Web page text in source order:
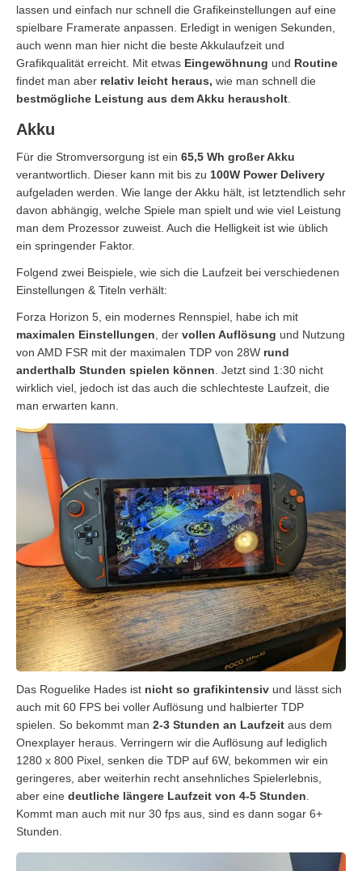
lassen und einfach nur schnell die Grafikeinstellungen auf eine
spielbare Framerate anpassen. Erledigt in wenigen Sekunden,
auch wenn man hier nicht die beste Akkulaufzeit und
Grafikqualität erreicht. Mit etwas Eingewöhnung und Routine
findet man aber relativ leicht heraus, wie man schnell die
bestmögliche Leistung aus dem Akku herausholt
Akku
Für die Stromversorgung ist ein 65,5 Wh großer Akku
verantwortlich. Dieser kann mit bis zu 100W Power Delivery
aufgeladen werden. Wie lange der Akku hält, ist letztendlich sehr
davon abhängig, welche Spiele man spielt und wie viel Leistung
man dem Prozessor zuweist. Auch die Helligkeit ist wie üblich
ein springender Faktor.
Folgend zwei Beispiele, wie sich die Laufzeit bei verschiedenen
Einstellungen & Titeln verhält:
Forza Horizon 5, ein modernes Rennspiel, habe ich mit
maximalen Einstellungen , der vollen Auflösung und Nutzung
von AMD FSR mit der maximalen TDP von 28W rund
anderthalb Stunden spielen können . Jetzt sind 1:30 nicht
wirklich viel, jedoch ist das auch die schlechteste Laufzeit, die
man erwarten kann.
Das Roguelike Hades ist nicht so grafikintensiv und lässt sich
auch mit 60 FPS bei voller Auflösung und halbierter TDP
spielen. So bekommt man 2-3 Stunden an Laufzeit aus dem
Onexplayer heraus. Verringern wir die Auflösung auf lediglich
1280 x 800 Pixel, senken die TDP auf 6W, bekommen wir ein
geringeres, aber weiterhin recht ansehnliches Spielerlebnis,
aber eine deutliche längere Laufzeit von 4-5 Stunden.
Kommt man auch mit nur 30 fps aus, sind es dann sogar 6+
Stunden.